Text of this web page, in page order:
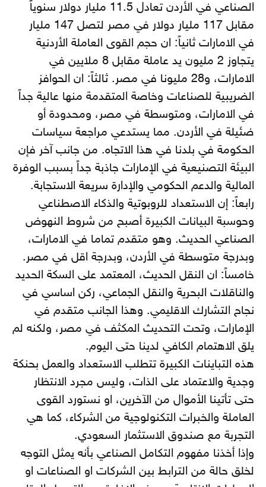
الصناعي في الأردن تعادل 11.5 مليار دولار سنوياً
مقابل 117 مليار دولار في مصر لتصل 147 مليار
في الامارات ثانياً: ان حجم القوى العاملة الأردنية
يتجاوز 2 مليون يد عاملة مقابل 8 ملايين في
الامارات، و28 مليونا في مصر. ثالثاً: ان الحوافز
الضريبية للصناعات وخاصة المتقدمة منها عالية جداً
في الامارات، ومتوسطة في مصر، ومحدودة أو
ضئيلة في الأردن. مما يستدعي مراجعة سياسات
الحكومة في بلدنا في هذا الاتجاه. من جانب آخر فإن
البيئة التصنيعية في الإمارات جاذبة جداً بسبب الوفرة
المالية والدعم الحكومي والإدارة سريعة الاستجابة.
رابعاً: إن الاستعداد للروبوتية والذكاء الاصطناعي
وحوسبة البيانات الكبيرة أصبح من شروط النهوض
الصناعي الحديث. وهو متقدم تماما في الامارات،
وبدرجة متوسطة في الأردن، وبدرجة اقل في مصر.
خامساً: ان النقل الحديث، المعتمد على السكة الحديد
والناقلات البحرية والنقل الجماعي، ركن اساسي في
نجاح التشارك الاقليمي. وهذا الجانب متقدم في
الإمارات، وتحت التحديث المكثف في مصر، ولكنه لم
يلق الاهتمام الكافي لدينا حتى اليوم.
هذه التباينات الكبيرة تتطلب الاستعداد والعمل بحنكة
وجدية والاعتماد على الذات، وليس مجرد الانتظار
حتى تأتينا الأموال من الآخرين، او نستورد القوى
العاملة والخبرات التكنولوجية من الشركاء، كما هي
التجربة مع صندوق الاستثمار السعودي.
وإذا أخذنا مفهوم التكامل الصناعي بأنه يمثل التوجه
لخلق حالة من الترابط بين الشركات او الصناعات او